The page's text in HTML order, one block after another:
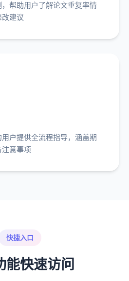
帮助用户了解论文重复率情
建议
户提供全流程指导，涵盖期
意事项
快捷入口
能快速访问